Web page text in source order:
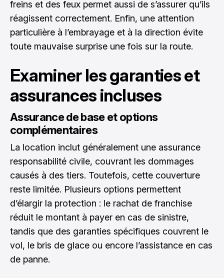
freins et des feux permet aussi de s’assurer qu’ils
réagissent correctement. Enfin, une attention
particulière à l’embrayage et à la direction évite
toute mauvaise surprise une fois sur la route.
Examiner les garanties et
assurances incluses
Assurance de base et options
complémentaires
La location inclut généralement une assurance
responsabilité civile, couvrant les dommages
causés à des tiers. Toutefois, cette couverture
reste limitée. Plusieurs options permettent
d’élargir la protection : le rachat de franchise
réduit le montant à payer en cas de sinistre,
tandis que des garanties spécifiques couvrent le
vol, le bris de glace ou encore l’assistance en cas
de panne.